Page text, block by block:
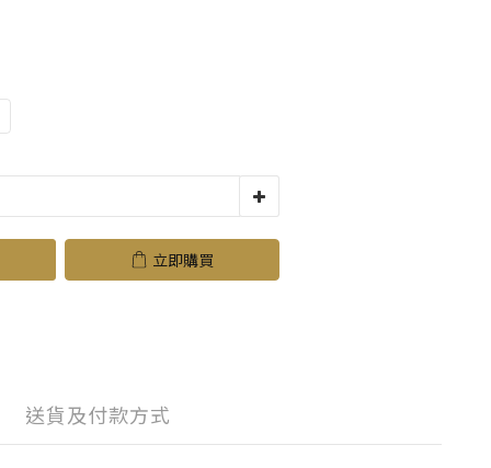
立即購買
送貨及付款方式